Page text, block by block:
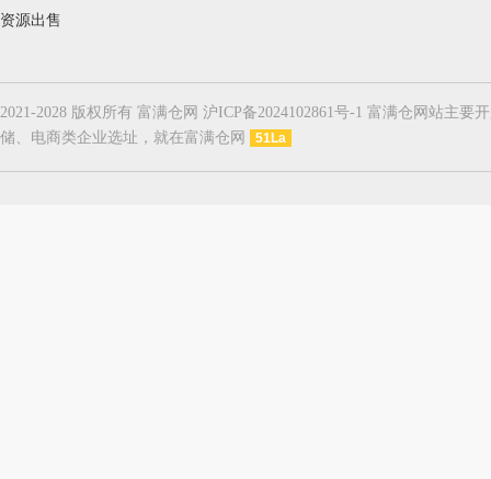
资源出售
2021-2028 版权所有 富满仓网 沪ICP备2024102861号-1 富满仓网站主
储、电商类企业选址，就在富满仓网
51La